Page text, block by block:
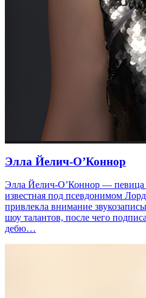
Элла Йелич-О’Коннор
Элла Йелич-О’Коннор — певица
известная под псевдонимом
привлекла внимание
шоу талантов, после чего
дебю…